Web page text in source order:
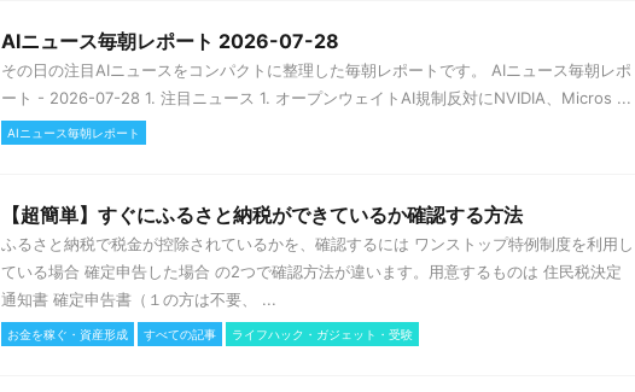
AIニュース毎朝レポート 2026-07-28
その日の注目AIニュースをコンパクトに整理した毎朝レポートです。 AIニュース毎朝レポ
ート - 2026-07-28 1. 注目ニュース 1. オープンウェイトAI規制反対にNVIDIA、Micros ...
AIニュース毎朝レポート
【超簡単】すぐにふるさと納税ができているか確認する方法
ふるさと納税で税金が控除されているかを、確認するには ワンストップ特例制度を利用し
ている場合 確定申告した場合 の2つで確認方法が違います。用意するものは 住民税決定
通知書 確定申告書（１の方は不要、 ...
お金を稼ぐ・資産形成 すべての記事 ライフハック・ガジェット・受験